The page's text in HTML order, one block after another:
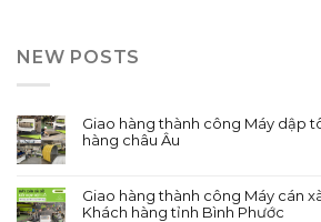
NEW POSTS
Giao hàng thành công Máy dập
hàng châu Âu
Giao hàng thành công Máy cán
Khách hàng tỉnh Bình Phước